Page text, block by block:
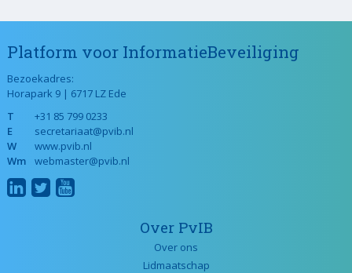
Platform voor InformatieBeveiliging
Bezoekadres:
Horapark 9 | 6717 LZ Ede
T
+31 85 799 0233
E
secretariaat@pvib.nl
W
www.pvib.nl
Wm
webmaster@pvib.nl
Over PvIB
Over ons
Lidmaatschap